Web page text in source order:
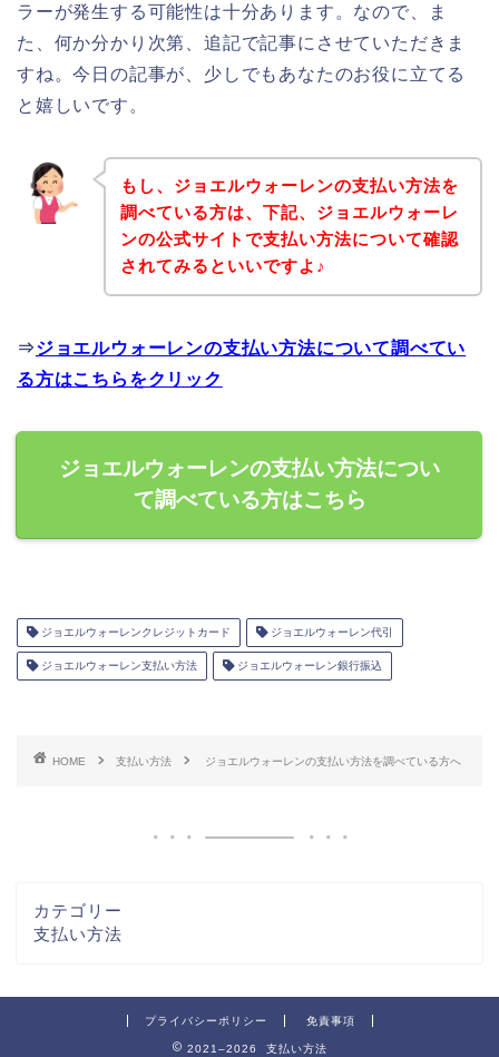
ラーが発生する可能性は十分あります。なので、ま
た、何か分かり次第、追記で記事にさせていただきま
すね。今日の記事が、少しでもあなたのお役に立てる
と嬉しいです。
もし、ジョエルウォーレンの支払い方法を
調べている方は、下記、ジョエルウォーレ
ンの公式サイトで支払い方法について確認
されてみるといいですよ♪
⇒ジョエルウォーレンの支払い方法について調べてい
る方はこちらをクリック
ジョエルウォーレンの支払い方法につい
て調べている方はこちら
ジョエルウォーレンクレジットカード ジョエルウォーレン代引
ジョエルウォーレン支払い方法 ジョエルウォーレン銀行振込
HOME 支払い方法 ジョエルウォーレンの支払い方法を調べている方へ
カテゴリー
支払い方法
プライバシーポリシー 免責事項
2021–2026 支払い方法